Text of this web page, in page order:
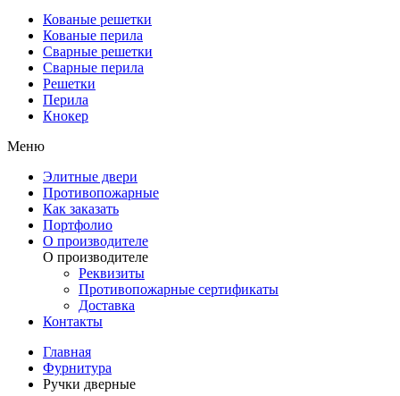
Кованые решетки
Кованые перила
Сварные решетки
Сварные перила
Решетки
Перила
Кнокер
Меню
Элитные двери
Противопожарные
Как заказать
Портфолио
О производителе
О производителе
Реквизиты
Противопожарные сертификаты
Доставка
Контакты
Главная
Фурнитура
Ручки дверные